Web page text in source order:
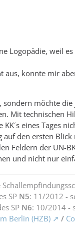
Logopädie, weil
aus, konnte mir
möchte
Mit technischen
eines Tages
den ersten
Feldern der UN-
und nicht nur
SP N5: 11/2012 -
SP N6: 10/2014 -
Berlin (HZB)
/